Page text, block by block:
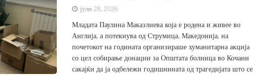
јули 28, 2026
Младата Паулина Маказлиева која е родена и живее во
Англија, а потекнува од Струмица, Македонија, на
почетокот на годината организираше хуманитарна акција
со цел собирање донации за Општата болница во Кочани
сакајќи да ја одбележи годишнината од трагедијата што се